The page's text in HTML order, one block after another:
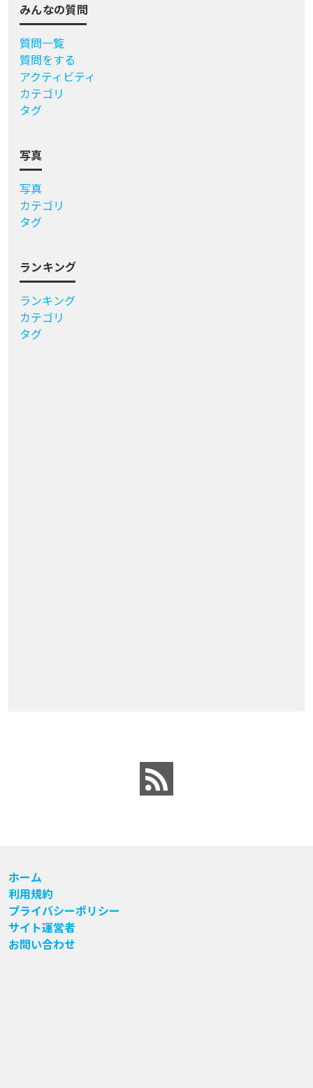
みんなの質問
質問一覧
質問をする
アクティビティ
カテゴリ
タグ
写真
写真
カテゴリ
タグ
ランキング
ランキング
カテゴリ
タグ
ホーム
利用規約
プライバシーポリシー
サイト運営者
お問い合わせ